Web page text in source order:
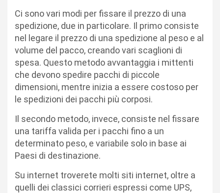
Ci sono vari modi per fissare il prezzo di una
spedizione, due in particolare. Il primo consiste
nel legare il prezzo di una spedizione al peso e al
volume del pacco, creando vari scaglioni di
spesa. Questo metodo avvantaggia i mittenti
che devono spedire pacchi di piccole
dimensioni, mentre inizia a essere costoso per
le spedizioni dei pacchi più corposi.
Il secondo metodo, invece, consiste nel fissare
una tariffa valida per i pacchi fino a un
determinato peso, e variabile solo in base ai
Paesi di destinazione.
Su internet troverete molti siti internet, oltre a
quelli dei classici corrieri espressi come UPS,